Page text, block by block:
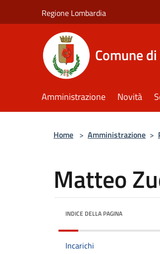
Regione Lombardia
Comune
Amministrazione Novità
Home > Amministrazione >
Matteo
INDICE DELLA PAGINA
Incarichi